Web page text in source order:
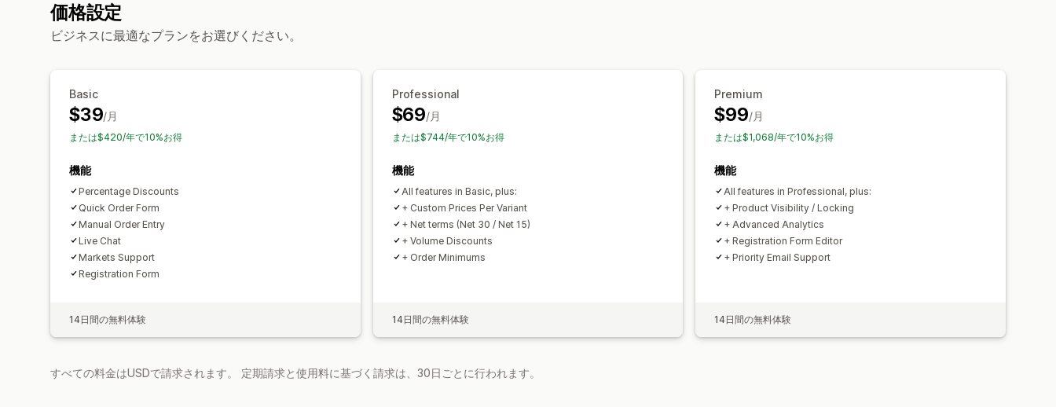
価格設定
ビジネスに最適なプランをお選びください。
Basic
$39/月
または$420/年で10%お得
機能
Percentage Discounts
Quick Order Form
Manual Order Entry
Live Chat
Markets Support
Registration Form
14日間の無料体験
Professional
$69/月
または$744/年で10%お得
機能
All features in Basic, plus:
+ Custom Prices Per Variant
+ Net terms (Net 30 / Net 15)
+ Volume Discounts
+ Order Minimums
14日間の無料体験
Premium
$99/月
または$1,068/年で10%お得
機能
All features in Professional, plus:
+ Product Visibility / Locking
+ Advanced Analytics
+ Registration Form Editor
+ Priority Email Support
14日間の無料体験
すべての料金はUSDで請求されます。 定期請求と使用料に基づく請求は、30日ごとに行われます。